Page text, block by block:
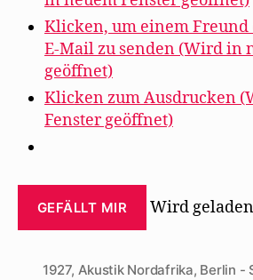
Klicken, um einem
E-Mail zu senden (Wird in
geöffnet)
Klicken zum Ausdrucken
Fenster geöffnet)
GEFÄLLT MIR Wird
1927, Akustik Nordafrika, Berlin -